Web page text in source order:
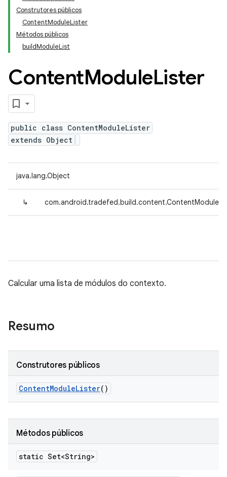
Construtores públicos
ContentModuleLister
Métodos públicos
buildModuleList
ContentModuleLister
public class ContentModuleLister
extends Object
java.lang.Object
↳
Calcular uma lista de módulos do contexto.
Resumo
Construtores públicos
ContentModuleLister()
Métodos públicos
static Set<String>